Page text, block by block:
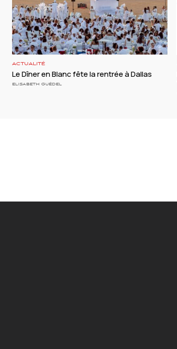
ACTUALITÉ
Le Dîner en Blanc fête la rentrée à Dallas
ELISABETH GUÉDEL